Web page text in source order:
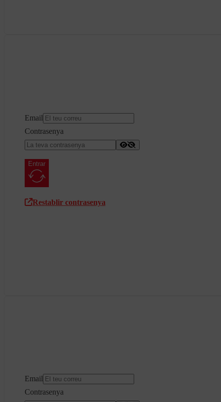
Email
Contrasenya
Entrar
Restablir contrasenya
Email
Contrasenya